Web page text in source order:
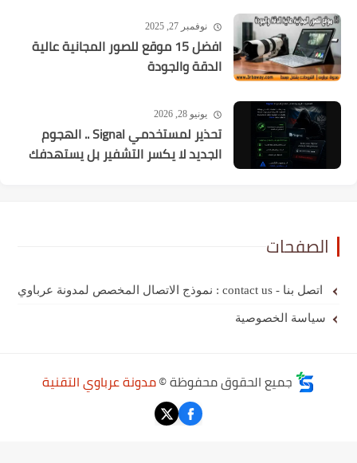
نوفمبر 27, 2025
افضل 15 موقع للصور المجانية عالية
الدقة والجودة
يونيو 28, 2026
تحذير لمستخدمي Signal .. الهجوم
الجديد لا يكسر التشفير بل يستهدفك
الصفحات
اتصل بنا - contact us : نموذج الاتصال المخصص لمدونة عرباوي
سياسة الخصوصية
جميع الحقوق محفوظة ©مدونة عرباوي التقنية